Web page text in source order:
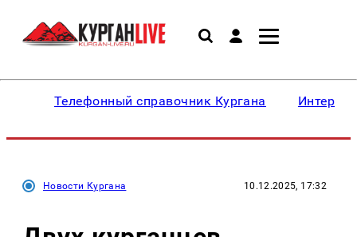
Телефонный справочник Кургана
Новости Кургана 10.12.2025, 17:32